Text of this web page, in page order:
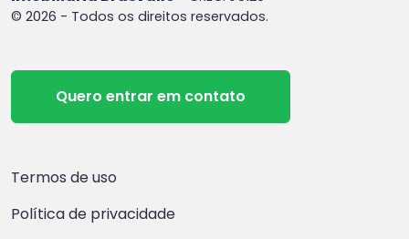
© 2026 - Todos os direitos reservados.
Quero entrar em contato
Termos de uso
Política de privacidade